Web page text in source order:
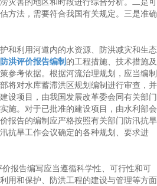
灾害的地区和时段进行综合分析。二是可
方法，需要符合我国有关规定。三是准确
和利用河道内的水资源、防洪减灾和生态
防洪评价报告编制 的工程措施、技术措施及
参考依据。根据河流治理规划，应当编制
将对水库蓄滞洪区规划编制进行审查，并
设项目，由我国发展改革委会同有关部门
施。对于已批准的建设项目，由水利部会
报告的编制应严格按照有关部门防汛抗旱
抗旱工作会议确定的各种规划、要求进
价报告编写应当遵循科学性、可行性和可
用和保护、防洪工程的建设与管理等方面